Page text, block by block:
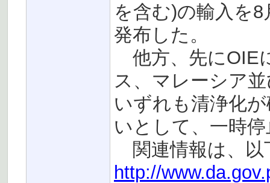
を含む)の輸入を
発布した。
他方、先にOIE
ス、マレーシア
いずれも清浄化
いとして、一時
関連情報は、以
http://